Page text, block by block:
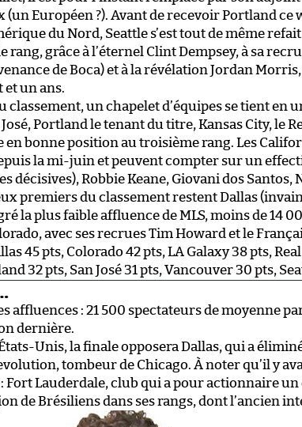
Européen ?). Avant de recevoir Portland ce
du Nord, Seattle s’est tout de même
rang, grâce à l’éternel Clint Dempsey, à sa
de Boca) et à la révélation Jordan
un ans.
classement, un chapelet d’équipes se tient en
Portland le tenant du titre, Kansas City, le
en bonne position au troisième rang. Les
la mi-juin et peuvent compter sur un
décisives), Robbie Keane, Giovani dos Santos,
premiers du classement restent Dallas
la plus faible affluence de MLS, moins de 14
avec ses recrues Tim Howard et le
45 pts, Colorado 42 pts, LA Galaxy 38 pts,
32 pts, San José 31 pts, Vancouver 30 pts,
affluences : 21 500 spectateurs de moyenne
dernière.
Unis, la finale opposera Dallas, qui a
tombeur de Chicago. À noter qu’il y
Fort Lauderdale, club qui a pour actionnaire
de Brésiliens dans ses rangs, dont l’ancien